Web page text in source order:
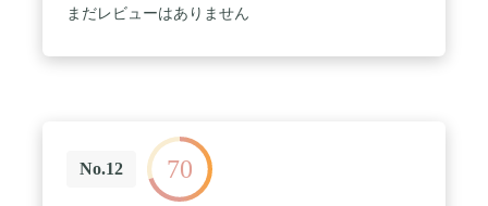
かな肌触りに特化しているものではありません。吸
まだレビューはありません
No.12 70